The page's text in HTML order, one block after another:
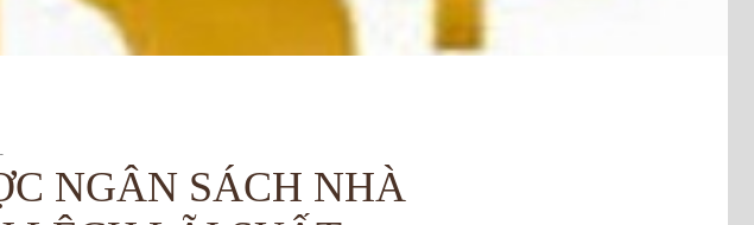
NGÂN SÁCH NHÀ